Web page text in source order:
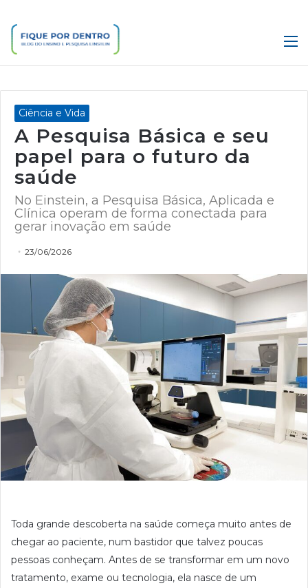
Ciência e Vida
A Pesquisa Básica e seu
papel para o futuro da
saúde
No Einstein, a Pesquisa Básica, Aplicada e
Clínica operam de forma conectada para
gerar inovação em saúde
23/06/2026
Toda grande descoberta na saúde começa muito antes de
chegar ao paciente, num bastidor que talvez poucas
pessoas conheçam. Antes de se transformar em um novo
tratamento, exame ou tecnologia, ela nasce de um